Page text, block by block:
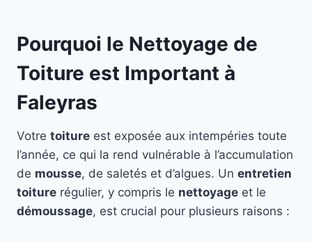
Pourquoi le Nettoyage de
Toiture est Important à
Faleyras
Votre toiture est exposée aux intempéries toute
l’année, ce qui la rend vulnérable à l’accumulation
de mousse, de saletés et d’algues. Un entretien
toiture régulier, y compris le nettoyage et le
démoussage, est crucial pour plusieurs raisons :